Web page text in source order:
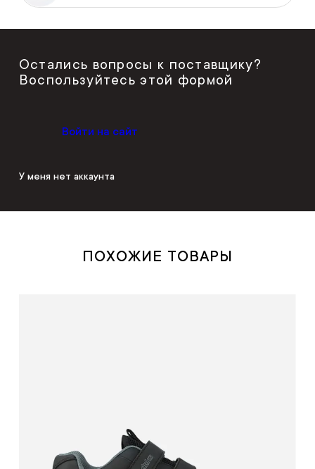
Остались вопросы к поставщику?
Воспользуйтесь этой формой
Войти на сайт
У меня нет аккаунта
ПОХОЖИЕ ТОВАРЫ